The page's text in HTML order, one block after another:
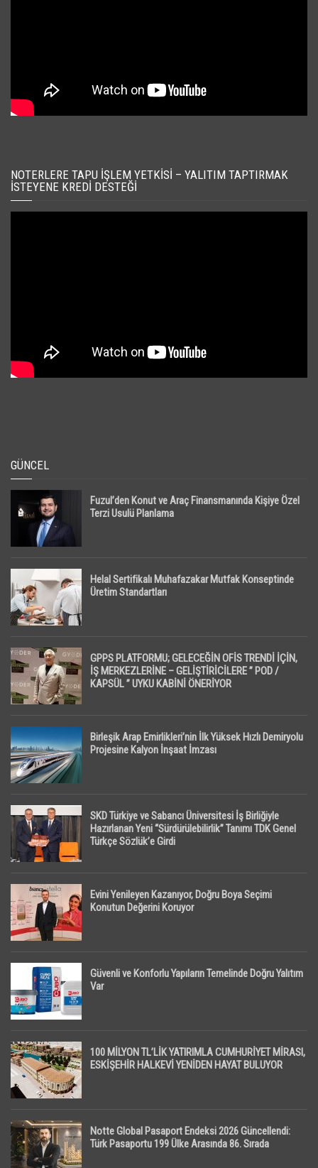
NOTERLERE TAPU İŞLEM YETKISI – YALITIM TAPTIRMAK
İSTEYENE KREDI DESTEĞI
GÜNCEL
Fuzul’den Konut ve Araç Finansmanında Kişiye Özel
Terzi Usulü Planlama
Helal Sertifikalı Muhafazakar Mutfak Konseptinde
Üretim Standartları
GPPS PLATFORMU; GELECEĞİN OFİS TRENDİ İÇİN,
İŞ MERKEZLERİNE – GELİŞTİRİCİLERE ” POD /
KAPSÜL ” UYKU KABİNİ ÖNERİYOR
Birleşik Arap Emirlikleri’nin İlk Yüksek Hızlı Demiryolu
Projesine Kalyon İnşaat İmzası
SKD Türkiye ve Sabancı Üniversitesi İş Birliğiyle
Hazırlanan Yeni “Sürdürülebilirlik” Tanımı TDK Genel
Türkçe Sözlük’e Girdi
Evini Yenileyen Kazanıyor, Doğru Boya Seçimi
Konutun Değerini Koruyor
Güvenli ve Konforlu Yapıların Temelinde Doğru Yalıtım
Var
100 MİLYON TL’LİK YATIRIMLA CUMHURİYET MİRASI,
ESKİŞEHİR HALKEVİ YENİDEN HAYAT BULUYOR
Notte Global Pasaport Endeksi 2026 Güncellendi:
Türk Pasaportu 199 Ülke Arasında 86. Sırada